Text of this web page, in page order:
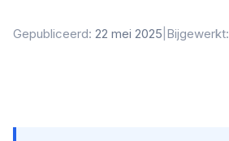
Gepubliceerd: 22 mei 2025 Bijgewerkt: